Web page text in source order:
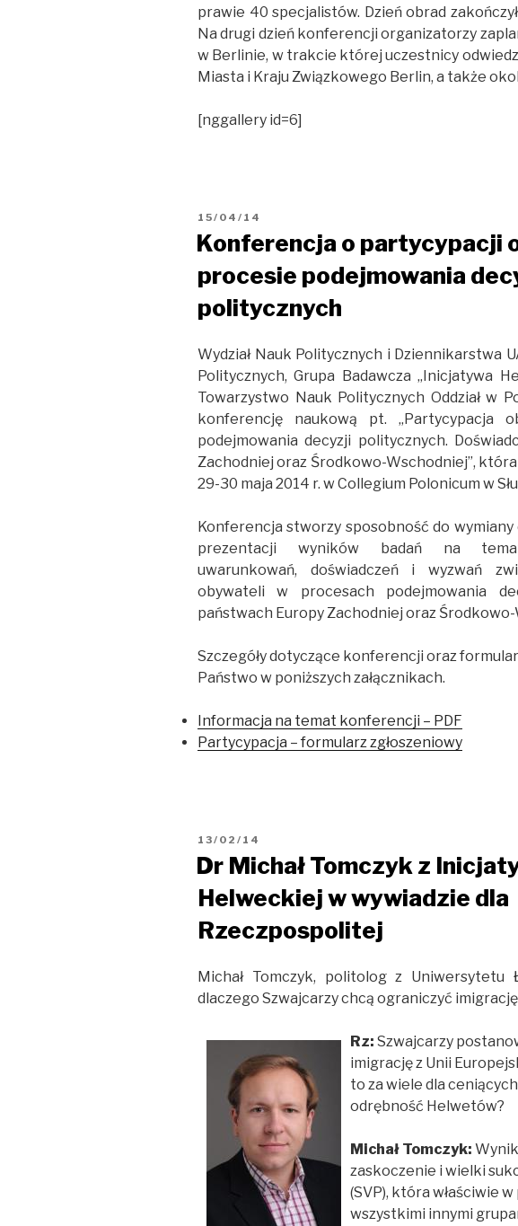
prawie 40 specjalistów. Dzień obrad
Na drugi dzień konferencji organizatorzy
w Berlinie, w trakcie której uczestnicy
Miasta i Kraju Związkowego Berlin, a także
[nggallery id=6]
OPUBLIKOWANE
15/04/14
Konferencja o partycypacji
procesie podejmowania
politycznych
Wydział Nauk Politycznych i Dziennikarstwa
Politycznych, Grupa Badawcza „Inicjatywa
Towarzystwo Nauk Politycznych Oddział w
konferencję naukową pt. „Partycypacja
podejmowania decyzji politycznych.
Zachodniej oraz Środkowo-Wschodniej”,
29-30 maja 2014 r. w Collegium Polonicum w
Konferencja stworzy sposobność do
prezentacji wyników badań na temat
uwarunkowań, doświadczeń i wyzwań
obywateli w procesach podejmowania
państwach Europy Zachodniej oraz
Szczegóły dotyczące konferencji oraz
Państwo w poniższych załącznikach.
Informacja na temat konferencji – PDF
Partycypacja – formularz zgłoszeniowy
OPUBLIKOWANE
13/02/14
Dr Michał Tomczyk z
Helweckiej w wywiadzie dla
Rzeczpospolitej
Michał Tomczyk, politolog z Uniwersytetu
dlaczego Szwajcarzy chcą ograniczyć imigrację
Rz: Szwajcarzy
imigrację z Unii
to za wiele dla
odrębność Helwetów?
Michał Tomczyk:
zaskoczenie i wielki
(SVP), która właściwie
wszystkimi innymi